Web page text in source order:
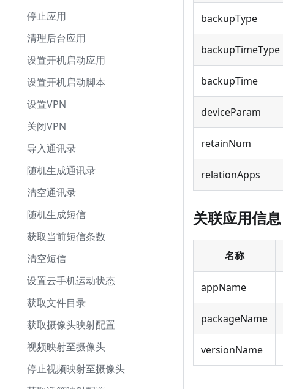
停止应用
清理后台应用
设置开机启动应用
设置开机启动脚本
设置VPN
关闭VPN
导入通讯录
随机生成通讯录
清空通讯录
随机生成短信
获取当前短信条数
清空短信
设置云手机运动状态
获取文件目录
获取摄像头映射配置
视频映射至摄像头
停止视频映射至摄像头
backupType
backupTimeType
backupTime
deviceParam
retainNum
relationApps
关联应用信息
名称
appName
packageName
versionName